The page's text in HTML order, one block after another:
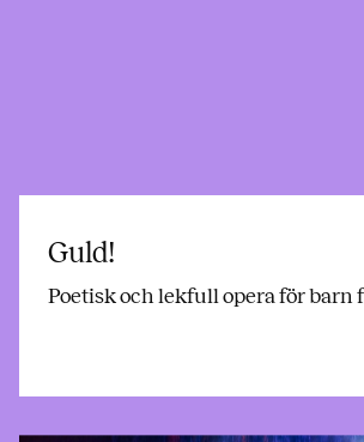
Guld!
Poetisk och lekfull opera för barn